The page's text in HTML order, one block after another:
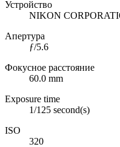
Устройство
NIKON
Апертура
ƒ/5.6
Фокусное расстояние
60.0 mm
Exposure time
1/125 second(s)
ISO
320